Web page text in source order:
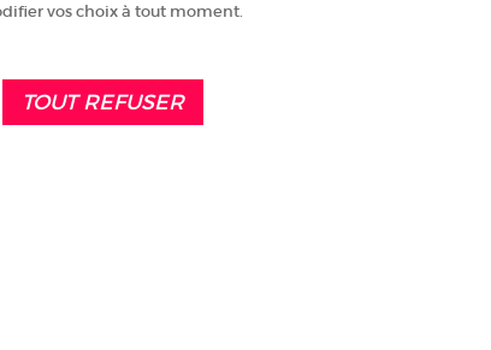
vos choix à tout moment.
TOUT REFUSER